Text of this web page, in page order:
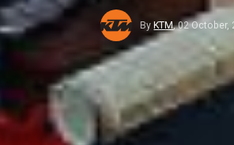
By KTM,02 October,